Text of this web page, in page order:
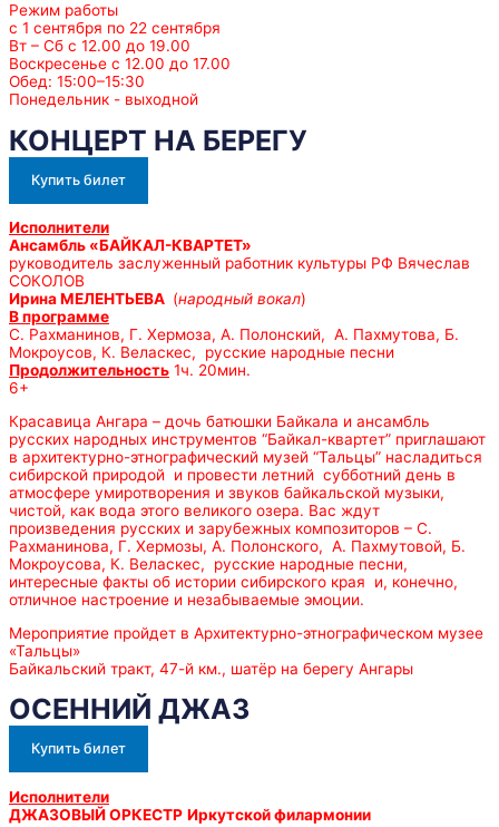
Режим работы
с 1 сентября по 22 сентября
Вт – Сб с 12.00 до 19.00
Воскресенье с 12.00 до 17.00
Обед: 15:00–15:30
Понедельник - выходной
КОНЦЕРТ НА БЕРЕГУ
Купить билет
Исполнители
Ансамбль «БАЙКАЛ-КВАРТЕТ»
руководитель заслуженный работник культуры РФ Вячеслав
СОКОЛОВ
Ирина МЕЛЕНТЬЕВА (народный вокал)
В программе
С. Рахманинов, Г. Хермоза, А. Полонский, А. Пахмутова, Б.
Мокроусов, К. Веласкес, русские народные песни
Продолжительность 1ч. 20мин.
6+
Красавица Ангара – дочь батюшки Байкала и ансамбль
русских народных инструментов “Байкал-квартет” приглашают
в архитектурно-этнографический музей “Тальцы” насладиться
сибирской природой и провести летний субботний день в
атмосфере умиротворения и звуков байкальской музыки,
чистой, как вода этого великого озера. Вас ждут
произведения русских и зарубежных композиторов – С.
Рахманинова, Г. Хермозы, А. Полонского, А. Пахмутовой, Б.
Мокроусова, К. Веласкес, русские народные песни,
интересные факты об истории сибирского края и, конечно,
отличное настроение и незабываемые эмоции.
Мероприятие пройдет в Архитектурно-этнографическом музее
«Тальцы»
Байкальский тракт, 47-й км., шатёр на берегу Ангары
ОСЕННИЙ ДЖАЗ
Купить билет
Исполнители
ДЖАЗОВЫЙ ОРКЕСТР Иркутской филармонии